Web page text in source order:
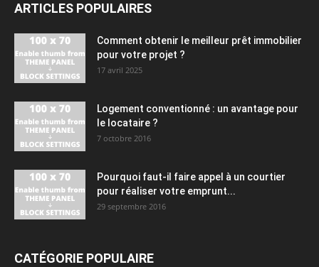
ARTICLES POPULAIRES
Comment obtenir le meilleur prêt immobilier
pour votre projet ?
17 avril 2025
Logement conventionné : un avantage pour
le locataire ?
7 octobre 2016
Pourquoi faut-il faire appel à un courtier
pour réaliser votre emprunt...
29 septembre 2016
CATÉGORIE POPULAIRE